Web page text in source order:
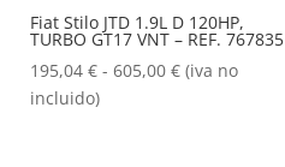
hasta
605,00 €
Fiat Stilo JTD 1.9L D 120HP,
TURBO GT17 VNT – REF. 767835
195,04 € - 605,00 €Rango
(iva no
incluido)